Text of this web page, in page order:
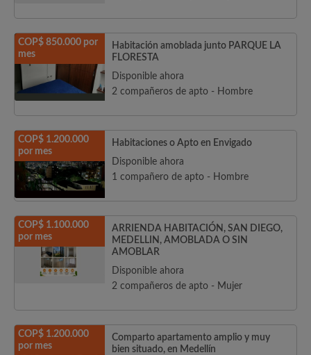
COP$ 850.000 por
mes
Habitación amoblada junto PARQUE LA
FLORESTA
Disponible ahora
2 compañeros de apto - Hombre
COP$ 1.200.000
por mes
Habitaciones o Apto en Envigado
Disponible ahora
1 compañero de apto - Hombre
COP$ 1.100.000
por mes
ARRIENDA HABITACIÓN, SAN DIEGO,
MEDELLIN, AMOBLADA O SIN
AMOBLAR
Disponible ahora
2 compañeros de apto - Mujer
COP$ 1.200.000
por mes
Comparto apartamento amplio y muy
bien situado, en Medellín